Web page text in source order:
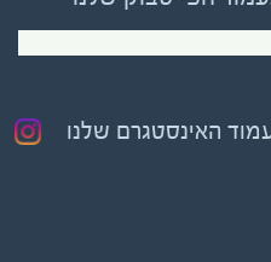
האינסטגרם שלנו